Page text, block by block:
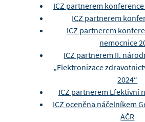
ICZ partnerem
ICZ partnerem
ICZ partnerem
nemocnice
ICZ partnerem II.
„Elektronizace
2024“
ICZ partnerem Efektivní
ICZ oceněna náčelníkem
AČR